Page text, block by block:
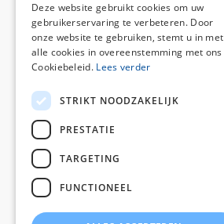
Deze website gebruikt cookies om uw
gebruikerservaring te verbeteren. Door
onze website te gebruiken, stemt u in met
alle cookies in overeenstemming met ons
Cookiebeleid. Lees verder
STRIKT NOODZAKELIJK
PRESTATIE
TARGETING
FUNCTIONEEL